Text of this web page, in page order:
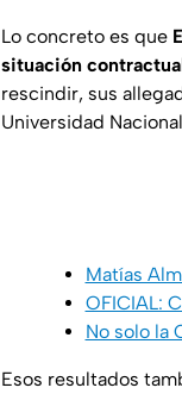
Lo concreto es que
situación
rescindir, sus
Universidad
Matías
OFICIAL:
No solo la
Esos resultados